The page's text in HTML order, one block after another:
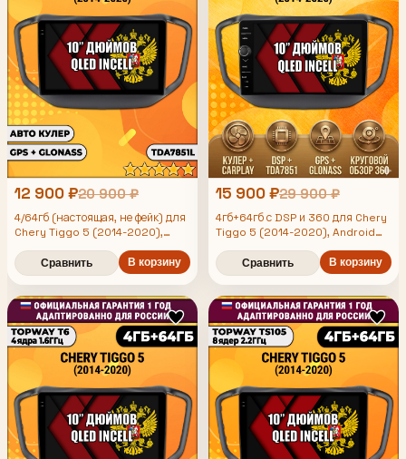
12 900 ₽20 900 ₽
4/64гб (настоящая, не фейк) для
Chery Tiggo 5 (2014-2020),
Android магнитола с
усилителем TDA7851
Сравнить В корзину
15 900 ₽29 900 ₽
4гб+64гб с DSP и 360 для Chery
Tiggo 5 (2014-2020), Android
магнитола
Сравнить В корзину